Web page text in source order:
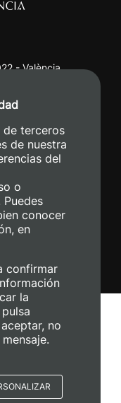
- València
50
terceros
de nuestra
del
o
conocer
en
confirmar
la
aceptar, no